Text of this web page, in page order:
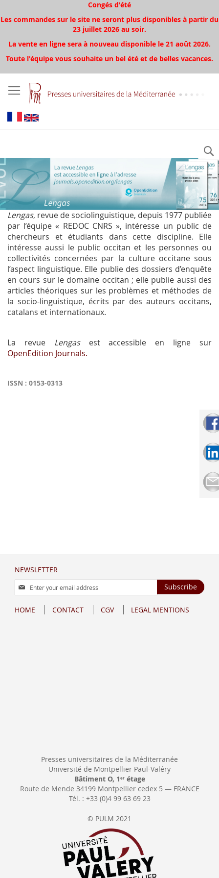
Congés d'été
Les commandes sur le site ne seront plus disponibles à partir du
23 juillet 2026 au soir.
La vente en ligne sera à nouveau disponible le 21 août 2026.
Toute l'équipe vous souhaite un bel été et de belles vacances.
Lengas, revue de sociolinguistique, depuis 1977 publiée
par l’équipe « REDOC CNRS », intéresse un public de
chercheurs et étudiants dans cette discipline. Elle
intéresse aussi le public occitan et les personnes ou
collectivités concernées par la culture occitane sous
l’aspect linguistique. Elle publie des dossiers d’enquête
en cours sur le domaine occitan ; elle publie aussi des
articles théoriques sur les problèmes et méthodes de
la socio-linguistique, écrits par des auteurs occitans,
catalans et internationaux.
La revue Lengasest accessible en ligne sur
OpenEdition Journals.
ISSN : 0153-0313
NEWSLETTER
Sign
Up
Our
Subscribe
HOME CONTACT CGV LEGAL MENTIONS
Presses universitaires de la Méditerranée
Université de Montpellier Paul-Valéry
Bâtiment O, 1 erétage
Route de Mende 34199 Montpellier cedex 5 — FRANCE
Tél. : +33 (0)4 99 63 69 23
© PULM 2021